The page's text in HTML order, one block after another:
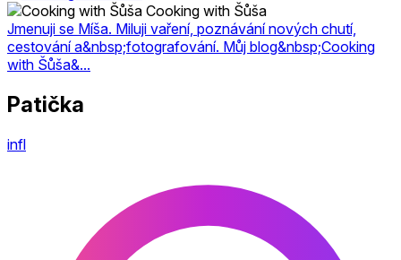
Cooking with Šůša
Jmenuji se Míša. Miluji vaření, poznávání nových chutí,
cestování a&nbsp;fotografování. Můj blog&nbsp;Cooking
with Šůša&...
Patička
infl